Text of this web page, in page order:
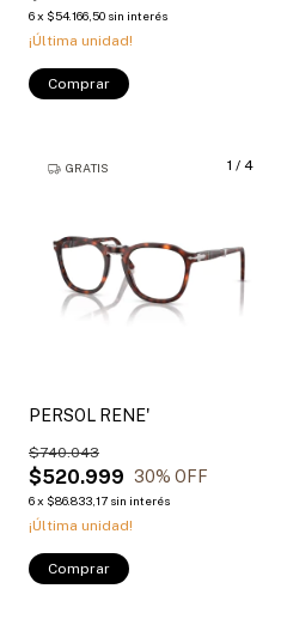
6x $54.166,50 sin interés
¡Última unidad!
Comprar
1 / 4
GRATIS
PERSOL RENE'
$520.999
$740.043
30% OFF
6x $86.833,17 sin interés
¡Última unidad!
Comprar